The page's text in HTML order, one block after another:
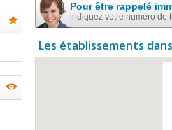
Pour être rappelé
indiquez votre numéro de
Les établissements